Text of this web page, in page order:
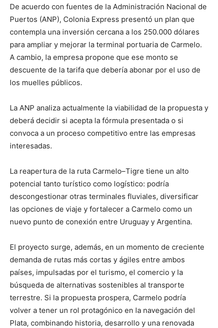
De acuerdo con fuentes de la Administración Nacional de
Puertos (ANP), Colonia Express presentó un plan que
contempla una inversión cercana a los 250.000 dólares
para ampliar y mejorar la terminal portuaria de Carmelo.
A cambio, la empresa propone que ese monto se
descuente de la tarifa que debería abonar por el uso de
los muelles públicos.
La ANP analiza actualmente la viabilidad de la propuesta y
deberá decidir si acepta la fórmula presentada o si
convoca a un proceso competitivo entre las empresas
interesadas.
La reapertura de la ruta Carmelo–Tigre tiene un alto
potencial tanto turístico como logístico: podría
descongestionar otras terminales fluviales, diversificar
las opciones de viaje y fortalecer a Carmelo como un
nuevo punto de conexión entre Uruguay y Argentina.
El proyecto surge, además, en un momento de creciente
demanda de rutas más cortas y ágiles entre ambos
países, impulsadas por el turismo, el comercio y la
búsqueda de alternativas sostenibles al transporte
terrestre. Si la propuesta prospera, Carmelo podría
volver a tener un rol protagónico en la navegación del
Plata, combinando historia, desarrollo y una renovada